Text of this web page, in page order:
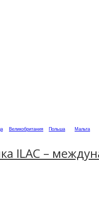
Великобритания Польша Мальта
ILAC –